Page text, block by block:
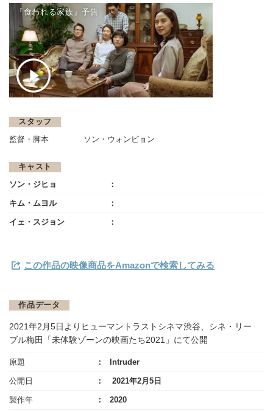
『食われる家族』予告
スタッフ
監督・脚本 ソン・ウォンピョン
キャスト
ソン・ジヒョ
キム・ムヨル
イェ・スジョン
この作品の映像商品をAmazonで検索してみる
作品データ
2021年2月5日よりヒューマントラストシネマ渋谷、シネ・リー
ブル梅田「未体験ゾーンの映画たち2021」にて公開
原題 Intruder
公開日 2021年2月5日
製作年 2020